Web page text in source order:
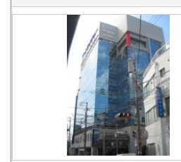
ックアップします。ぜひこの機会にサ
をご検討ください。ビジネス拠点とし
ていただけることでしょう。